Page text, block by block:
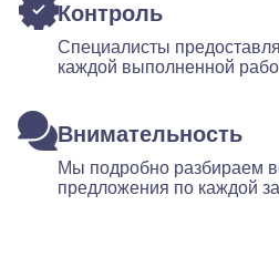
Контроль
Специалисты
каждой выполненной
Внимательность
Мы подробно разбираем
предложения по каждой